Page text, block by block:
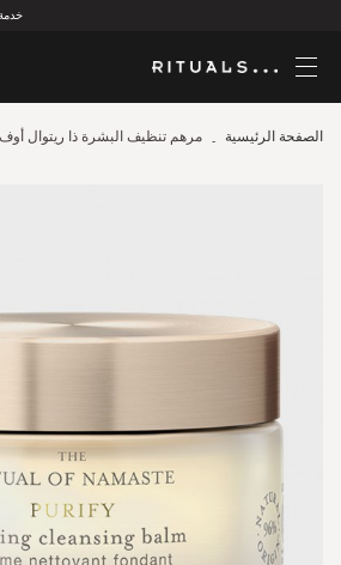
الصفحة الرئيسية مرهم تنظيف البشرة ذا ريتوال
images